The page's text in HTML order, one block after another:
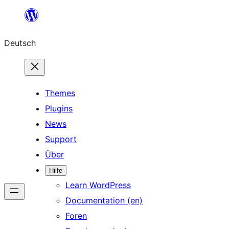
springen
Deutsch
Themes
Plugins
News
Support
Über
Hilfe
Learn WordPress
Documentation (en)
Foren